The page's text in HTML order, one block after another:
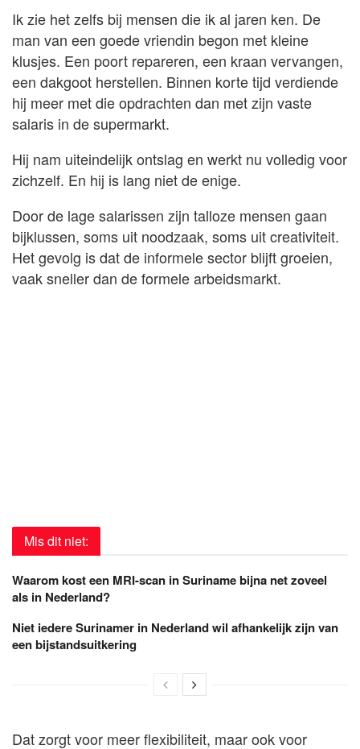
Ik zie het zelfs bij mensen die ik al jaren ken. De
man van een goede vriendin begon met kleine
klusjes. Een poort repareren, een kraan vervangen,
een dakgoot herstellen. Binnen korte tijd verdiende
hij meer met die opdrachten dan met zijn vaste
salaris in de supermarkt.
Hij nam uiteindelijk ontslag en werkt nu volledig voor
zichzelf. En hij is lang niet de enige.
Door de lage salarissen zijn talloze mensen gaan
bijklussen, soms uit noodzaak, soms uit creativiteit.
Het gevolg is dat de informele sector blijft groeien,
vaak sneller dan de formele arbeidsmarkt.
Mis dit niet:
Waarom kost een MRI-scan in Suriname bijna net zoveel
als in Nederland?
Niet iedere Surinamer in Nederland wil afhankelijk zijn van
een bijstandsuitkering
Dat zorgt voor meer flexibiliteit, maar ook voor